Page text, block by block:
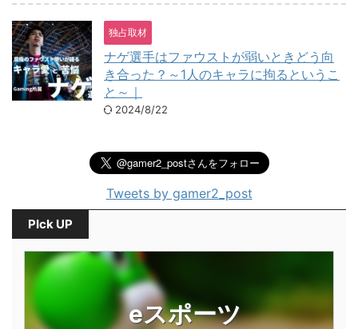
独占取材
ナゲ選手はファウストが弱いときどう向
き合った？～1人のキャラに拘るというこ
と～｜
2024/8/22
Tweets by gamer2_post
PIck UP
eスポーツ